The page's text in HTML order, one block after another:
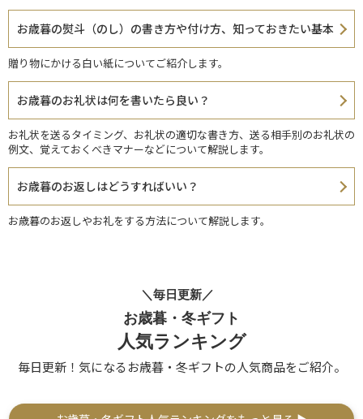
お歳暮の熨斗（のし）の書き方や付け方、知っておきたい基本
贈り物にかける白い紙についてご紹介します。
お歳暮のお礼状は何を書いたら良い？
お礼状を送るタイミング、お礼状の適切な書き方、送る相手別のお礼状の
例文、覚えておくべきマナーなどについて解説します。
お歳暮のお返しはどうすればいい？
お歳暮のお返しやお礼をする方法について解説します。
＼毎日更新／
お歳暮・冬ギフト
人気ランキング
毎日更新！気になるお歳暮・冬ギフトの人気商品をご紹介。